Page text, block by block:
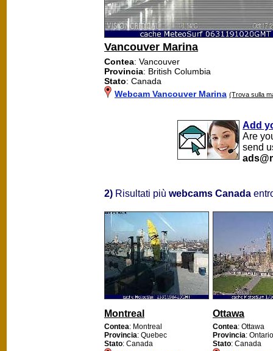
Vancouver Marina
Contea: Vancouver
Provincia: British Columbia
Stato: Canada
Webcam Vancouver Marina (Trova sulla
Add
Are
send
2) Risultati più webcams Canada
Montreal
Contea: Montreal
Provincia: Quebec
Stato: Canada
Ottawa
Contea: Ottawa
Provincia: Ontario
Stato: Canada